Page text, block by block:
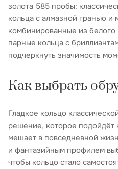
золота 585 пробы:
кольца с алмазной гранью и
комбинированные из белого
парные кольца с
подчеркнуть значимость
Как выбрать
Гладкое кольцо
решение, которое подойдёт
мешает в повседневной
и фантазийным профилем
чтобы кольцо стало